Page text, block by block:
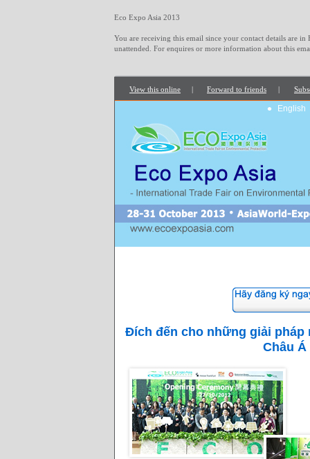
Eco Expo Asia 2013
You are receiving this email since your contact details are in
unattended. For enquires or more information about this
View this online | Forward to friends |
• English
Đích đến cho những giải
Châu